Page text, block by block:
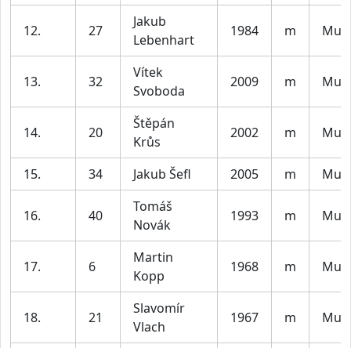
12. 27
Jakub
Lebenhart
1984 m Muži
13. 32
Vítek
Svoboda
2009 m Muži
14. 20
Štěpán
Krůs
2002 m Muži
15. 34 Jakub Šefl 2005 m Muži
16. 40
Tomáš
Novák
1993 m Muži
17. 6
Martin
Kopp
1968 m Muži
18. 21
Slavomír
Vlach
1967 m Muži